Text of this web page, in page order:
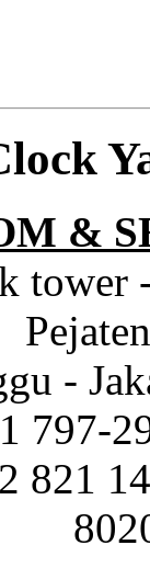
&
tower
-
797-
821